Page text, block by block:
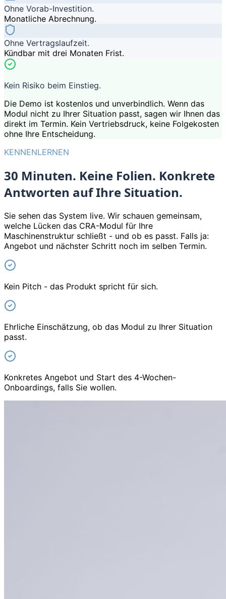
Ohne Vorab-Investition.
Monatliche Abrechnung.
Ohne Vertragslaufzeit.
Kündbar mit drei Monaten Frist.
Kein Risiko beim Einstieg.
Die Demo ist kostenlos und unverbindlich. Wenn das
Modul nicht zu Ihrer Situation passt, sagen wir Ihnen das
direkt im Termin. Kein Vertriebsdruck, keine Folgekosten
ohne Ihre Entscheidung.
KENNENLERNEN
30 Minuten. Keine Folien. Konkrete
Antworten auf Ihre Situation.
Sie sehen das System live. Wir schauen gemeinsam,
welche Lücken das CRA-Modul für Ihre
Maschinenstruktur schließt - und ob es passt. Falls ja:
Angebot und nächster Schritt noch im selben Termin.
Kein Pitch - das Produkt spricht für sich.
Ehrliche Einschätzung, ob das Modul zu Ihrer Situation
passt.
Konkretes Angebot und Start des 4-Wochen-
Onboardings, falls Sie wollen.